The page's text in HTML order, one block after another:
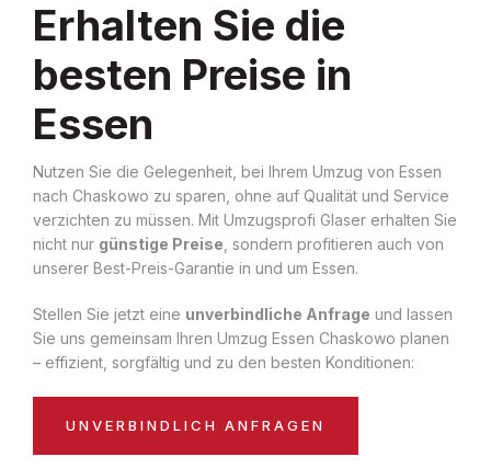
Erhalten Sie die
besten Preise in
Essen
Nutzen Sie die Gelegenheit, bei Ihrem Umzug von Essen
nach Chaskowo zu sparen, ohne auf Qualität und Service
verzichten zu müssen. Mit Umzugsprofi Glaser erhalten Sie
nicht nur günstige Preise , sondern profitieren auch von
unserer Best-Preis-Garantie in und um Essen.
Stellen Sie jetzt eine unverbindliche Anfrage und lassen
Sie uns gemeinsam Ihren Umzug Essen Chaskowo planen
– effizient, sorgfältig und zu den besten Konditionen:
UNVERBINDLICH ANFRAGEN